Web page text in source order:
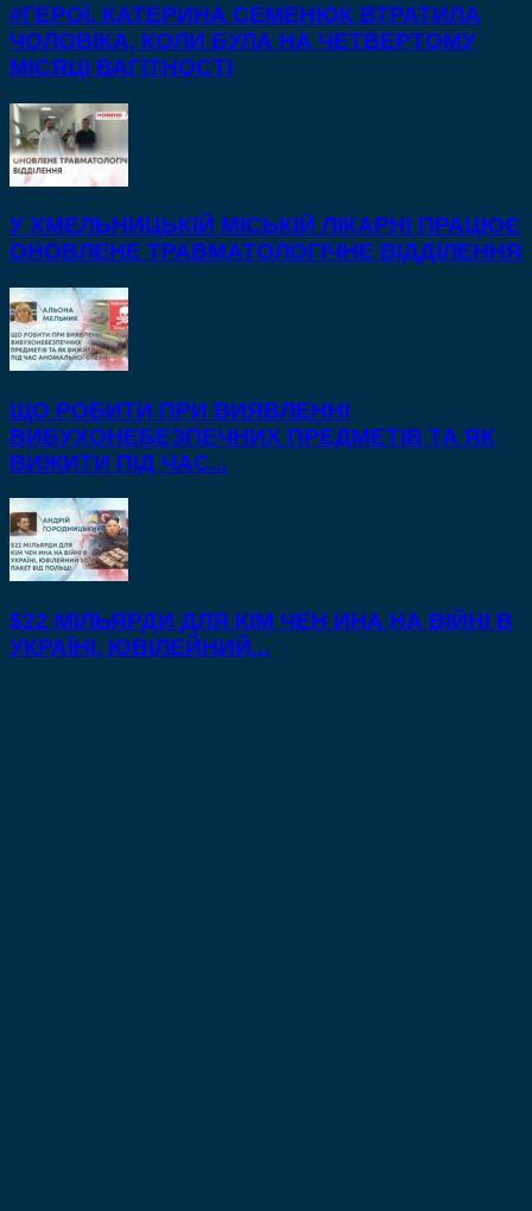
#ГЕРОЇ. КАТЕРИНА СЕМЕНЮК ВТРАТИЛА
ЧОЛОВІКА, КОЛИ БУЛА НА ЧЕТВЕРТОМУ
МІСЯЦІ ВАГІТНОСТІ
У ХМЕЛЬНИЦЬКІЙ МІСЬКІЙ ЛІКАРНІ ПРАЦЮЄ
ОНОВЛЕНЕ ТРАВМАТОЛОГІЧНЕ ВІДДІЛЕННЯ
ЩО РОБИТИ ПРИ ВИЯВЛЕННІ
ВИБУХОНЕБЕЗПЕЧНИХ ПРЕДМЕТІВ ТА ЯК
ВИЖИТИ ПІД ЧАС...
$22 МІЛЬЯРДИ ДЛЯ КІМ ЧЕН ИНА НА ВІЙНІ В
УКРАЇНІ, ЮВІЛЕЙНИЙ...